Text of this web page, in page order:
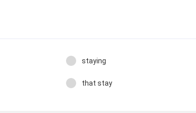
staying
that stay